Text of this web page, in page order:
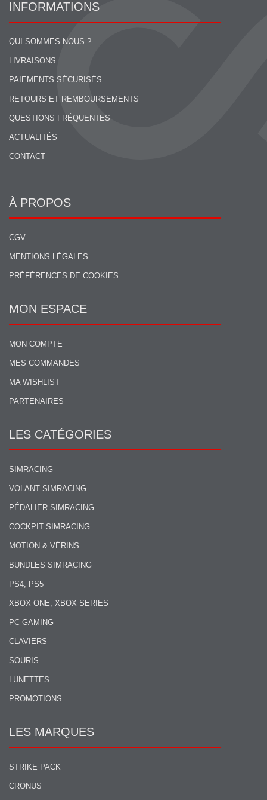
INFORMATIONS
QUI SOMMES NOUS ?
LIVRAISONS
PAIEMENTS SÉCURISÉS
RETOURS ET REMBOURSEMENTS
QUESTIONS FRÉQUENTES
ACTUALITÉS
CONTACT
À PROPOS
CGV
MENTIONS LÉGALES
PRÉFÉRENCES DE COOKIES
MON ESPACE
MON COMPTE
MES COMMANDES
MA WISHLIST
PARTENAIRES
LES CATÉGORIES
SIMRACING
VOLANT SIMRACING
PÉDALIER SIMRACING
COCKPIT SIMRACING
MOTION & VÉRINS
BUNDLES SIMRACING
PS4, PS5
XBOX ONE, XBOX SERIES
PC GAMING
CLAVIERS
SOURIS
LUNETTES
PROMOTIONS
LES MARQUES
STRIKE PACK
CRONUS